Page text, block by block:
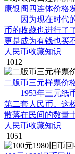
康银阁四连体价格
因为现在时代的
币的收藏也进行了
更是成为有钱也买
人民币收藏知识
1012
二版币三元样票价
1953年三元纸币
第二套人民币。这
散落在民间的数量
人民币收藏知识
1051